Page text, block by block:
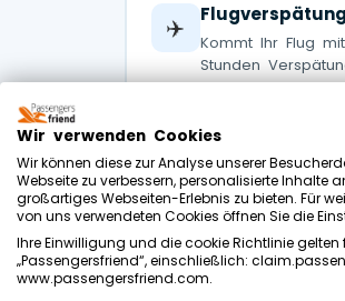
✈️ Flugverspätung
Kommt Ihr Flug
Stunden
haben Sie nach
pro Person –
Sie eine
erhalten haben
Mehr zur
Wir verwenden Cookies
Wir können diese zur Analyse unserer
Webseite zu verbessern, personalisierte Inhalte
großartiges Webseiten-Erlebnis zu bieten. Für
von uns verwendeten Cookies öffnen Sie die
Ihre Einwilligung und die cookie Richtlinie gelten
„Passengersfriend“, einschließlich:
www.passengersfriend.com.